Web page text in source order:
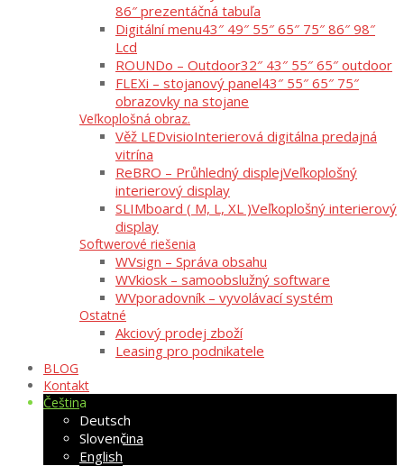
86″ prezentáčná tabuľa
Digitální menu43″ 49″ 55″ 65″ 75″ 86″ 98″
Lcd
ROUNDo – Outdoor32″ 43″ 55″ 65″ outdoor
FLEXi – stojanový panel43″ 55″ 65″ 75″
obrazovky na stojane
Veľkoplošná obraz.
Věž LEDvisioInterierová digitálna predajná
vitrína
ReBRO – Průhledný displejVeľkoplošný
interierový display
SLIMboard ( M, L, XL )Veľkoplošný interierový
display
Softwerové riešenia
WVsign – Správa obsahu
WVkiosk – samoobslužný software
WVporadovník – vyvolávací systém
Ostatné
Akciový prodej zboží
Leasing pro podnikatele
BLOG
Kontakt
Čeština
Deutsch
Slovenčina
English